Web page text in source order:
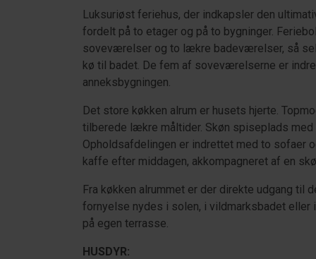
Luksuriøst feriehus, der indkapsler den
fordelt på to etager og på to bygninger.
soveværelser og to lækre badeværelser, så
kø til badet. De fem af soveværelserne er
anneksbygningen.
Det store køkken alrum er husets hjerte.
tilberede lækre måltider. Skøn spiseplads
Opholdsafdelingen er indrettet med to sofaer
kaffe efter middagen, akkompagneret af en
Fra køkken alrummet er der direkte udgang
fornyelse nydes i solen, i vildmarksbadet
på egen terrasse.
HUSDYR: